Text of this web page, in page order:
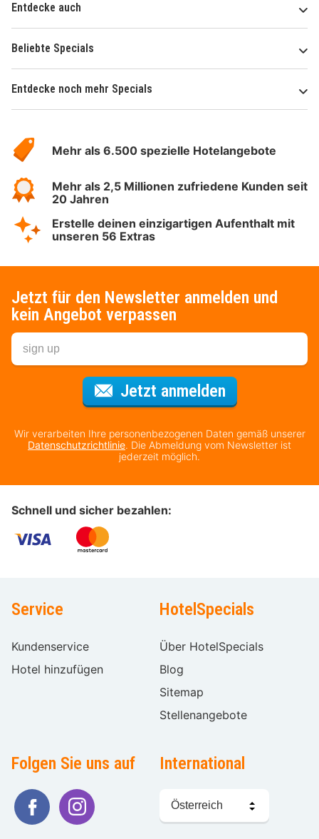
Entdecke auch
Beliebte Specials
Entdecke noch mehr Specials
Hotelspecials
Mehr als 6.500 spezielle Hotelangebote
Mehr als 2,5 Millionen zufriedene Kunden seit
20 Jahren
Erstelle deinen einzigartigen Aufenthalt mit
unseren 56 Extras
Jetzt für den Newsletter anmelden und
kein Angebot verpassen
Jetzt anmeldenFür den
Wir verarbeiten Ihre personenbezogenen Daten gemäß unserer
Datenschutzrichtlinie. Die Abmeldung vom Newsletter ist
jederzeit möglich.
Schnell und sicher bezahlen:
Service
Kundenservice
Hotel hinzufügen
HotelSpecials
Über HotelSpecials
Blog
Sitemap
Stellenangebote
Folgen Sie uns auf International
Sprache
wählen